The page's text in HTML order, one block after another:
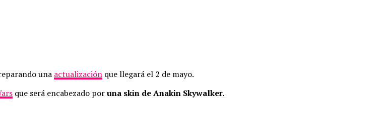
una actualización que llegará el 2 de mayo.
que será encabezado poruna skin de Anakin Skywalker.